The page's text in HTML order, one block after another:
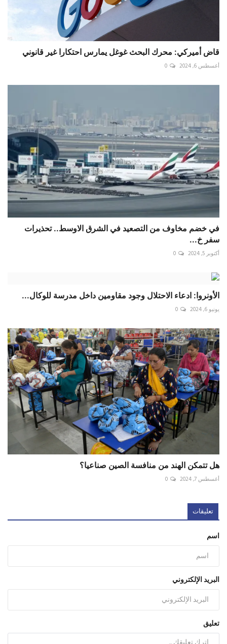
قاض أميركي: محرك البحث غوغل يمارس احتكارا غير قانوني
أغسطس 6, 2024 0
في خضم مخاوف من التصعيد في الشرق الاوسط.. تحذيرات
سفر خ...
أكتوبر 5, 2024 0
الأونروا: ادعاء الاحتلال وجود مقاومين داخل مدرسة للوكال...
يونيو 6, 2024 0
هل تتمكن الهند من منافسة الصين صناعيا؟
أغسطس 7, 2024 0
تعليقات
اسم
البريد الإلكتروني
تعليق